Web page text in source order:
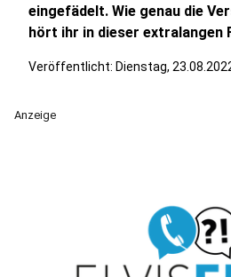
eingefädelt. Wie genau die
hört ihr in dieser extralangen
Veröffentlicht: Dienstag,
Anzeige